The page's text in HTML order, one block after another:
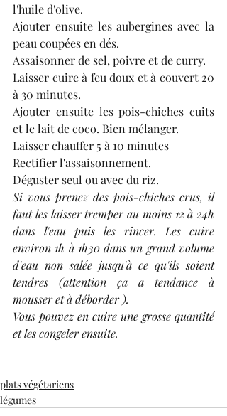
l'huile d'olive.
Ajouter ensuite les aubergines avec la
peau coupées en dés.
Assaisonner de sel, poivre et de curry.
Laisser cuire à feu doux et à couvert 20
à 30 minutes.
Ajouter ensuite les pois-chiches cuits
et le lait de coco. Bien mélanger.
Laisser chauffer 5 à 10 minutes
Rectifier l'assaisonnement.
Déguster seul ou avec du riz.
Si vous prenez des pois-chiches crus, il
faut les laisser tremper au moins 12 à 24h
dans l'eau puis les rincer. Les cuire
environ 1h à 1h30 dans un grand volume
d'eau non salée jusqu'à ce qu'ils soient
tendres (attention ça a tendance à
mousser et à déborder ).
Vous pouvez en cuire une grosse quantité
et les congeler ensuite.
plats végétariens
légumes